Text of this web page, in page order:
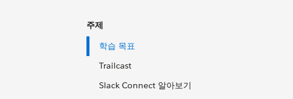
주제
학습 목표
Trailcast
Slack Connect 알아보기